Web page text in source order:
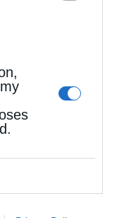
του Σωτήρος
Αγίας